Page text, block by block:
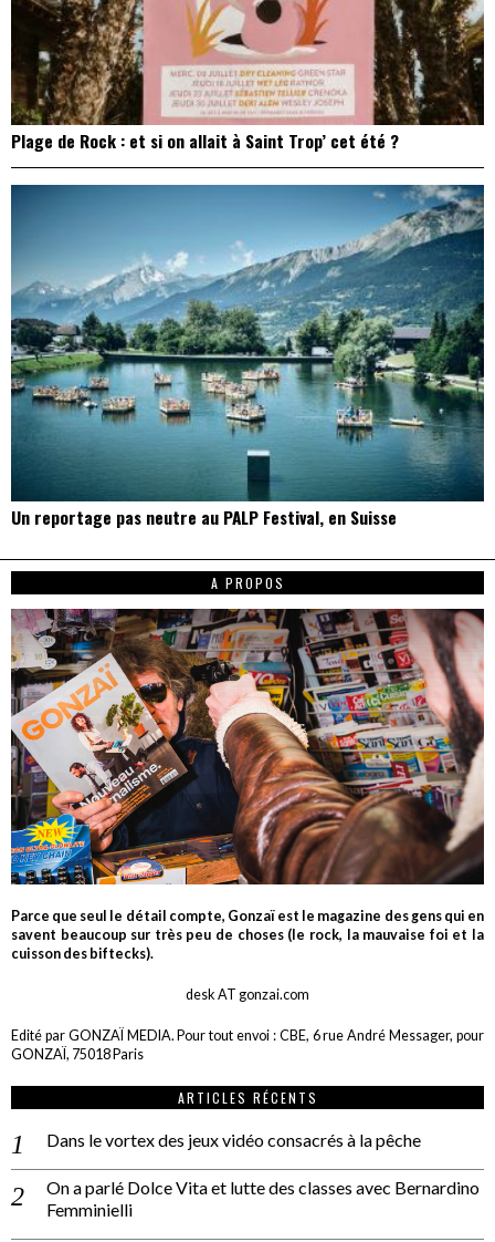
Plage de Rock : et si on allait à Saint Trop’ cet été ?
Un reportage pas neutre au PALP Festival, en Suisse
A PROPOS
Parce que seul le détail compte, Gonzaï est le magazine des gens qui en
savent beaucoup sur très peu de choses (le rock, la mauvaise foi et la
cuisson des biftecks).
desk AT gonzai.com
Edité par GONZAÏ MEDIA. Pour tout envoi : CBE, 6 rue André Messager, pour
GONZAÏ, 75018 Paris
ARTICLES RÉCENTS
Dans le vortex des jeux vidéo consacrés à la pêche
On a parlé Dolce Vita et lutte des classes avec Bernardino
Femminielli